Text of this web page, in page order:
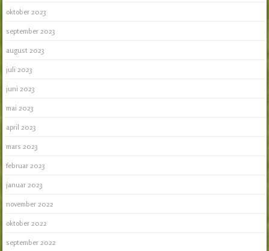
oktober 2023
september 2023
august 2023
juli 2023
juni 2023
mai 2023
april 2023
mars 2023
februar 2023
januar 2023
november 2022
oktober 2022
september 2022